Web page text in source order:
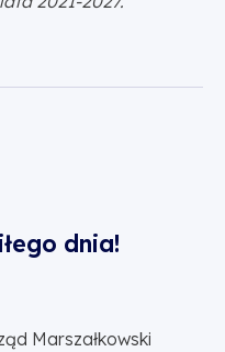
dnia!
Marszałkowski